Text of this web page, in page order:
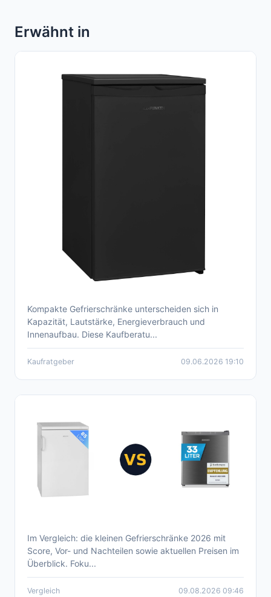
Erwähnt in
Kleiner Gefrierschrank: Auswahlhilfe und
Empfehlungen 2026
Kompakte Gefrierschränke unterscheiden sich in
Kapazität, Lautstärke, Energieverbrauch und
Innenaufbau. Diese Kaufberatu...
Kaufratgeber 09.06.2026 19:10
Aktueller Kleiner Gefrierschrank Vergleich
2026
Im Vergleich: die kleinen Gefrierschränke 2026 mit
Score, Vor- und Nachteilen sowie aktuellen Preisen im
Überblick. Foku...
Vergleich 09.08.2026 09:46